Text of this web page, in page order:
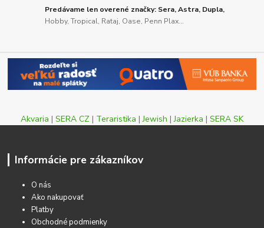
Predávame len overené značky: Sera, Astra, Dupla,
Hobby, Tropical, Rataj, Oase, Penn Plax...
Akvaria | SERA CZ | Teraristika |Jewish |Jazierka | SERA SK
Informácie pre zákazníkov
O nás
Ako nakupovať
Platby
Obchodné podmienky